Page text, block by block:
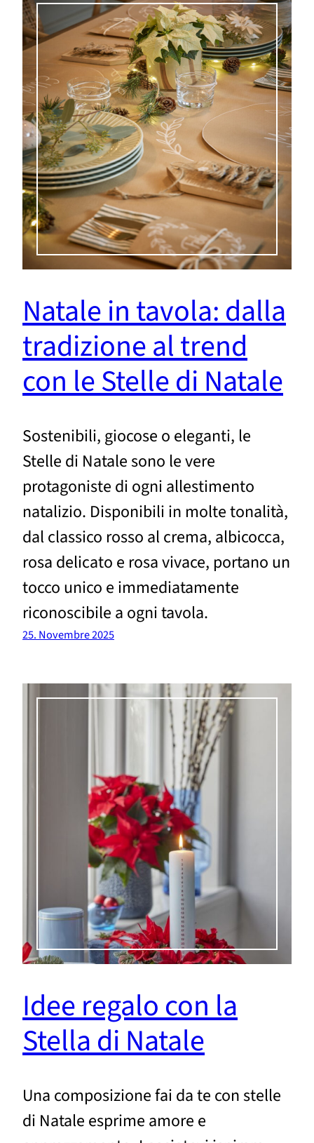
Natale in tavola: dalla
tradizione al trend
con le Stelle di Natale
Sostenibili, giocose o eleganti, le
Stelle di Natale sono le vere
protagoniste di ogni allestimento
natalizio. Disponibili in molte tonalità,
dal classico rosso al crema, albicocca,
rosa delicato e rosa vivace, portano un
tocco unico e immediatamente
riconoscibile a ogni tavola.
25. Novembre 2025
Idee regalo con la
Stella di Natale
Una composizione fai da te con stelle
di Natale esprime amore e